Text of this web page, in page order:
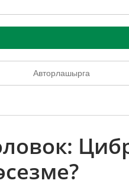
Авторлашырга